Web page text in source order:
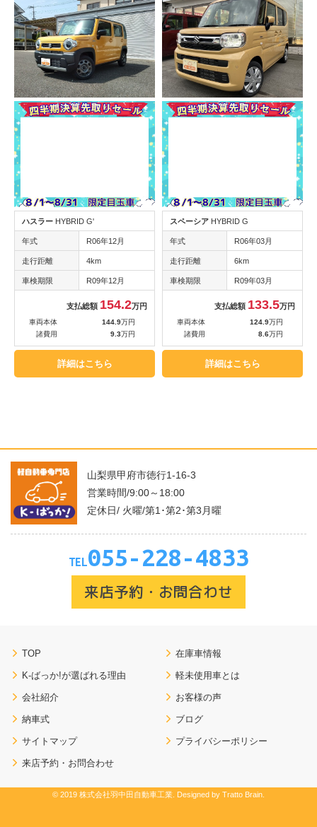
ハスラー HYBRID G'
年式 R06年12月
走行距離 4km
車検期限 R09年12月
支払総額 154.2万円
車両本体 144.9万円
諸費用
9.3万円
詳細はこちら
スペーシア HYBRID G
年式 R06年03月
走行距離 6km
車検期限 R09年03月
支払総額 133.5万円
車両本体 124.9万円
諸費用
8.6万円
詳細はこちら
山梨県甲府市徳行1-16-3
営業時間/9:00～18:00
定休日/ 火曜/第1･第2･第3月曜
TEL055-228-4833
来店予約・お問合わせ
TOP 在庫車情報
K-ばっか!が選ばれる理由 軽未使用車とは
会社紹介 お客様の声
納車式 ブログ
サイトマップ プライバシーポリシー
来店予約・お問合わせ
© 2019 株式会社羽中田自動車工業. Designed by Tratto Brain